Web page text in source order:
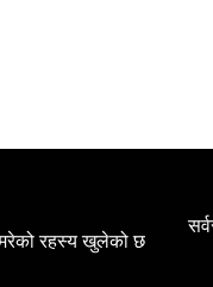
मरेको रहस्य खुलेको छ